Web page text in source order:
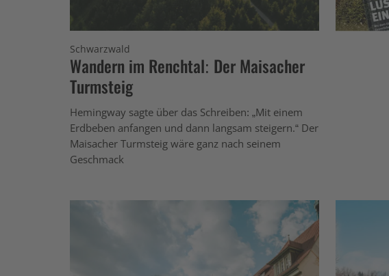
Schwarzwald
Wandern im Renchtal: Der Maisacher
Turmsteig
Hemingway sagte über das Schreiben: „Mit einem
Erdbeben anfangen und dann langsam steigern.“ Der
Maisacher Turmsteig wäre ganz nach seinem
Geschmack